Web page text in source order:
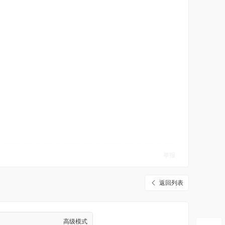
返回列表
高级模式